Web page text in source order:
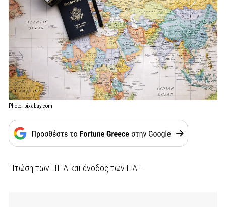
Photo: pixabay.com
Πτώση των ΗΠΑ και άνοδος των ΗΑΕ.